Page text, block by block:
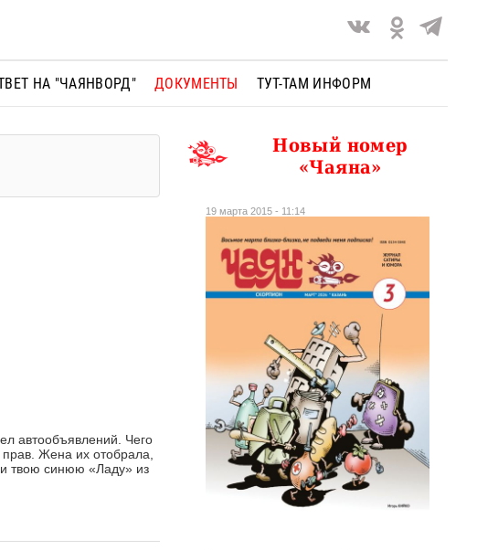
НА "ЧАЯНВОРД" ДОКУМЕНТЫ ТУТ-ТАМ ИНФОРМ
автообъявлений. Чего
Жена их отобрала,
твою синюю «Ладу» из
Новый номер
«Чаяна»
19 марта 2015 - 11:14